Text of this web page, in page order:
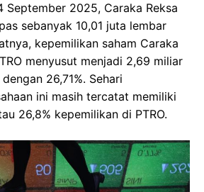
September 2025, Caraka Reksa
sebanyak 10,01 juta lembar
kepemilikan saham Caraka
menyusut menjadi 2,69 miliar
26,71%. Sehari
ini masih tercatat memiliki
26,8% kepemilikan di PTRO.